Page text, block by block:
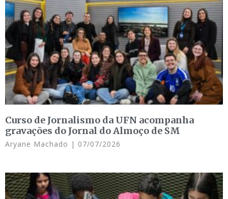
Curso de Jornalismo da UFN acompanha
gravações do Jornal do Almoço de SM
Aryane Machado 07/07/2026